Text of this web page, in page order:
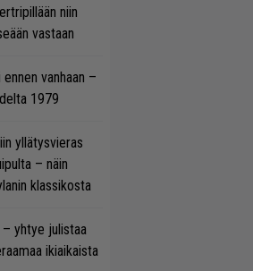
niin
vastaan
vanhaan –
1979
yllätysvieras
– näin
klassikosta
– yhtye julistaa
ikiaikaista